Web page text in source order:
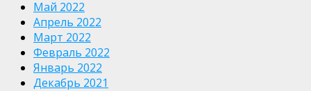
Май 2022
Апрель 2022
Март 2022
Февраль 2022
Январь 2022
Декабрь 2021